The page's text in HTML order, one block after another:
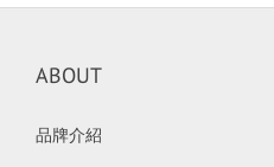
ABOUT
品牌介紹